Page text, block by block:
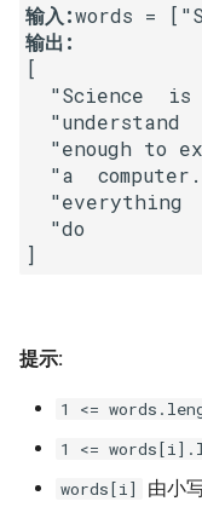
28. 对称的二叉树
29. 顺时针打印矩阵
30. 包含 min 函数的栈
31. 栈的压入、弹出
32.3. 从上到下打印二
点
24. 反转链表
25. 链表中的两数相加
26. 重排链表
27. 回文链表
29. 排序的循环链表
是 O(1) 的容器
4.4. 检查平衡性
4.5. 合法二叉搜索树
4.6. 后继者
4.8. 首个共同祖先
4.10. 检查子树
4.12. 求和路径
输入:
输出:
[
"Science  is
"understand
"enough to
"a
"everything
"do
提示:
1 <=
1 <=
words[i]
由小